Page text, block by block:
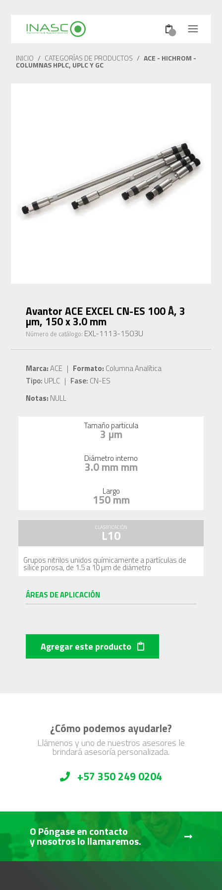
INICIO / CATEGORÍAS DE PRODUCTOS / ACE - HICHROM -
COLUMNAS HPLC, UPLC Y GC
Avantor ACE EXCEL CN-ES 100 Å, 3
µm, 150 x 3.0 mm
Número de catálogo: EXL-1113-1503U
Marca:ACE | Formato: Columna Analítica
Tipo: UPLC | Fase: CN-ES
Notas: NULL
Tamaño particula
3 µm
Diámetro interno
3.0 mm mm
Largo
150 mm
CLASIFICACIÓN
L10
Grupos nitrilos unidos químicamente a partículas de
sílice porosa, de 1.5 a 10 µm de diámetro
ÁREAS DE APLICACIÓN
Agregar este producto
¿Cómo podemos ayudarle?
Llámenos y uno de nuestros asesores le
brindará asesoría personalizada.
+57 350 249 0204
O Póngase en contacto
y nosotros lo llamaremos.